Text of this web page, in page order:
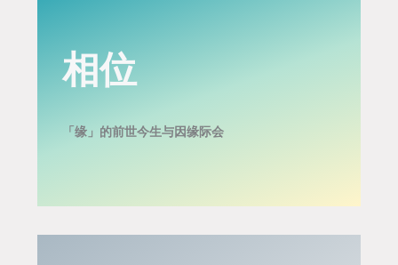
相位
「缘」的前世今生与因缘际会